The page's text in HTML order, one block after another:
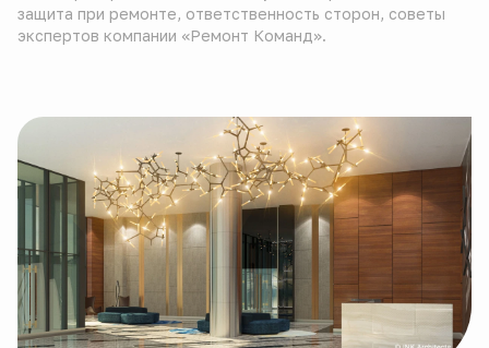
защита при ремонте, ответственность сторон, советы
экспертов компании «Ремонт Команд».